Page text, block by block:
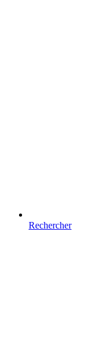
Rechercher